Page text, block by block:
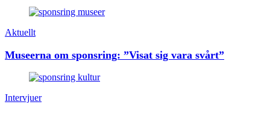
Aktuellt
Museerna om sponsring: ”Visat sig vara svårt”
Intervjuer